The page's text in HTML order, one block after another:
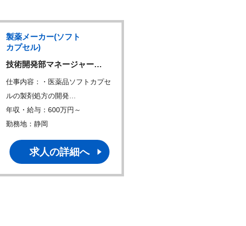
製薬メーカー(ソフト
カプセル)
技術開発部マネージャー…
仕事内容：・医薬品ソフトカプセ
ルの製剤処方の開発…
年収・給与：600万円～
勤務地：静岡
求人の詳細へ